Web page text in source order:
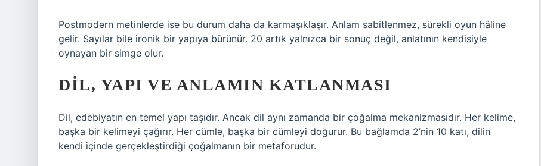
Postmodern metinlerde ise bu durum daha da karmaşıklaşır. Anlam sabitlenmez, sürekli oyun hâline
gelir. Sayılar bile ironik bir yapıya bürünür. 20 artık yalnızca bir sonuç değil, anlatının kendisiyle
oynayan bir simge olur.
DIL, YAPI VE ANLAMIN KATLANMASI
Dil, edebiyatın en temel yapı taşıdır. Ancak dil aynı zamanda bir çoğalma mekanizmasıdır. Her kelime,
başka bir kelimeyi çağırır. Her cümle, başka bir cümleyi doğurur. Bu bağlamda 2’nin 10 katı, dilin
kendi içinde gerçekleştirdiği çoğalmanın bir metaforudur.